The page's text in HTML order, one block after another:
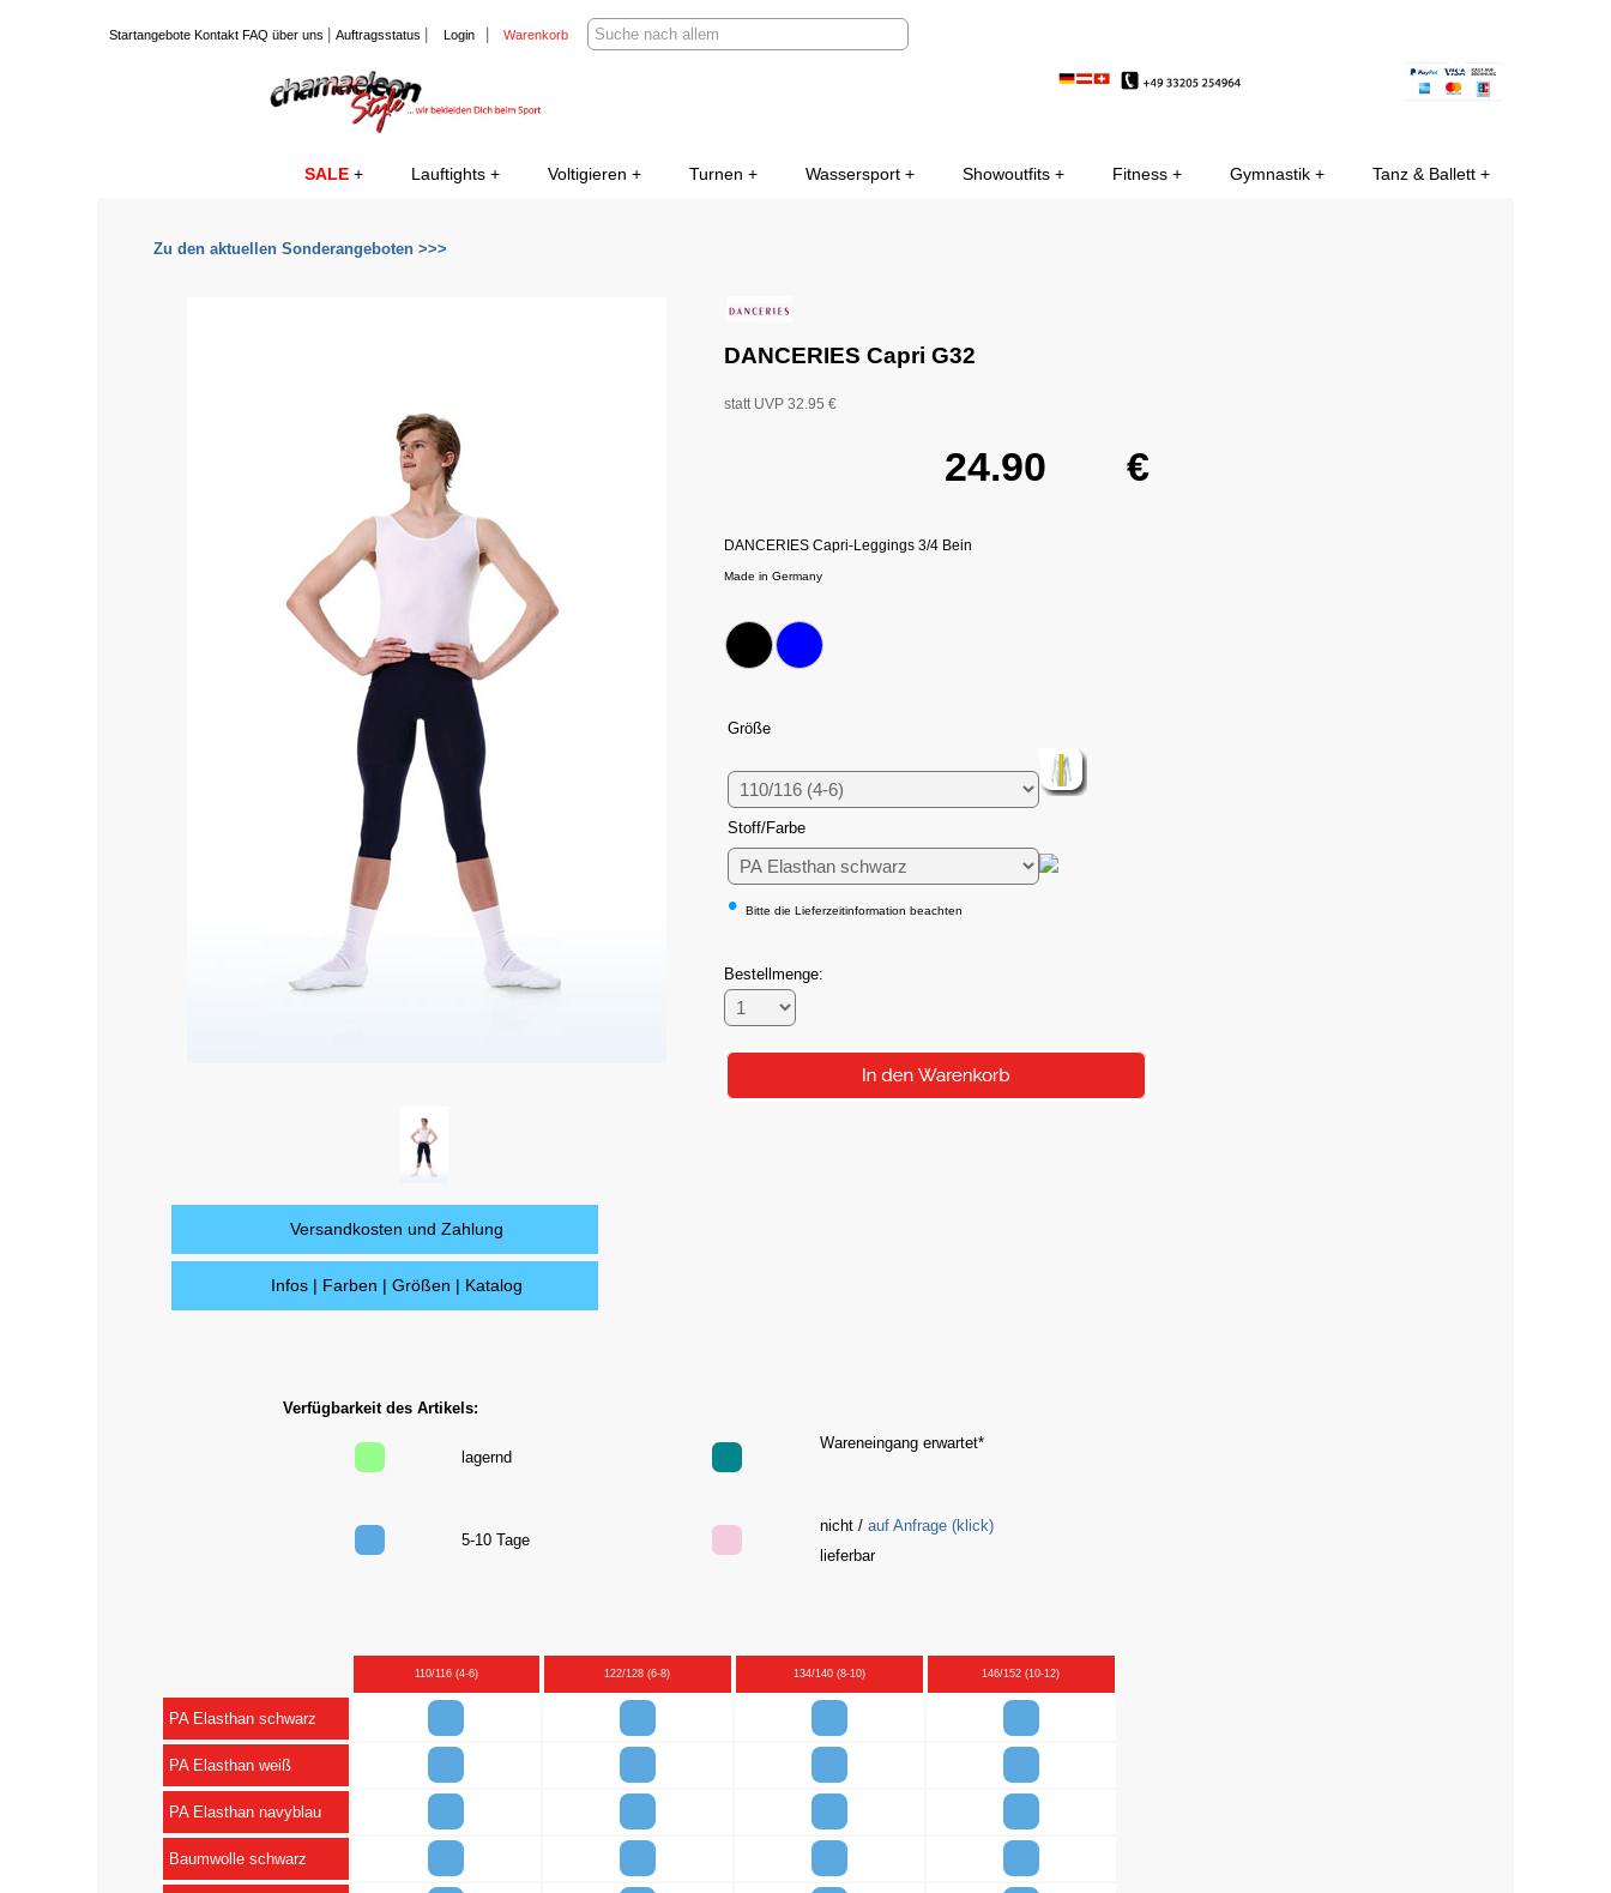
StartangeboteKontaktFAQ über uns Auftragsstatus Login Warenkorb
EE
SALE Lauftights Voltigieren Turnen Wassersport Showoutfits Fitness Gymnastik Tanz & Ballett
Zu den aktuellen Sonderangeboten >>>
DANCERIES Capri G32
statt UVP 32.95 €
€
DANCERIES Capri-Leggings 3/4 Bein
Made in Germany
Größe
Stoff/Farbe
• Bitte die Lieferzeitinformation beachten
Bestellmenge:
Versandkosten und Zahlung
Infos | Farben | Größen | Katalog
Verfügbarkeit des Artikels:
lagernd
Wareneingang erwartet*
5-10 Tage
nicht / auf Anfrage (klick)
lieferbar
110/116 (4-6) 122/128 (6-8) 134/140 (8-10) 146/152 (10-12)
PA Elasthan schwarz
PA Elasthan weiß
PA Elasthan navyblau
Baumwolle schwarz